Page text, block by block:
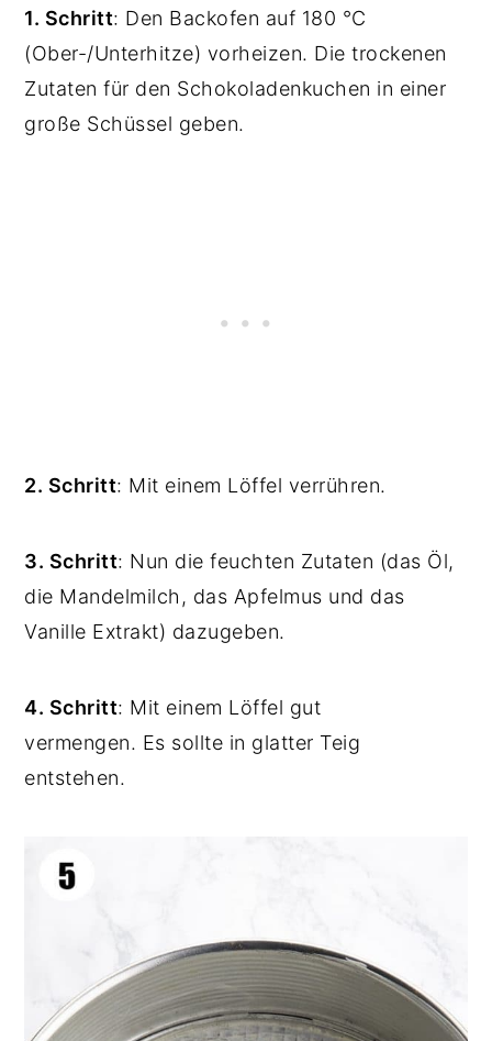
1. Schritt: Den Backofen auf 180 °C
(Ober-/Unterhitze) vorheizen. Die trockenen
Zutaten für den Schokoladenkuchen in einer
große Schüssel geben.
2. Schritt: Mit einem Löffel verrühren.
3. Schritt: Nun die feuchten Zutaten (das Öl,
die Mandelmilch, das Apfelmus und das
Vanille Extrakt) dazugeben.
4. Schritt: Mit einem Löffel gut
vermengen. Es sollte in glatter Teig
entstehen.